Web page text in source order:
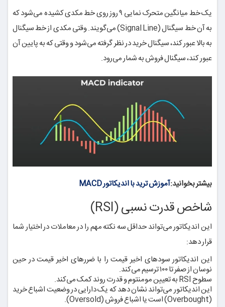
یک خط میانگین متحرک نمایی ۹ روز روی خط مکدی کشیده می‌شود که
به آن خط سیگنال (Signal Line) می‌گویند. وقتی مکدی از خط سیگنال
به بالا عبور کند، سیگنال خرید در نظر گرفته می‌‌شود و وقتی که به پایین آن
عبور کند، سیگنال فروش به شمار می‌رود.
بیشتر بخوانید:آموزش ترید با اندیکاتور MACD
شاخص قدرت نسبی (RSI)
این اندیکاتور می‌تواند حداقل سه نکته مهم را در معاملات در اختیار شما
قرار دهد:
این اندیکاتور سودهای اخیر قیمت را با ضررهای اخیر قیمت در حین
نوسان از صفر تا ۱۰۰ ترسیم می‌کند.
سطوح RSI به تعیین مومنتوم و قدرت روند کمک می‌کند.
این اندیکاتور می‌تواند نشان دهد که یک دارایی در وضعیت اشباع خرید
(Overbought) است یا اشباع فروش (Oversold).